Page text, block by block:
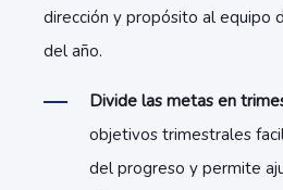
dirección y propósito al equipo
del año.
Divide las metas en
objetivos trimestrales
del progreso y permite